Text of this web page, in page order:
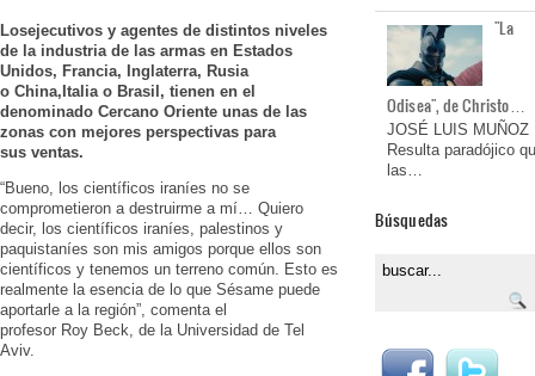
Losejecutivos y agentes de distintos niveles
de la industriade las armas en Estados
Unidos, Francia, Inglaterra, Rusia
o China, Italiao Brasil , tienen en el
denominado Cercano Oriente unas de las
zonas con mejores perspectivas para
sus ventas.
“Bueno, los científicos iraníes no se
comprometieron a destruirme a mí… Quiero
decir, los científicos iraníes, palestinos y
paquistaníes son mis amigos porque ellos son
científicos y tenemos un terreno común. Esto es
realmente la esencia de lo que Sésame puede
aportarle a la región”, comenta el
profesor Roy Beck, de la Universidad de Tel
Aviv.
"La
Odisea", de Christo…
JOSÉ LUIS MUÑOZ
Resulta paradójico
las…
Búsquedas